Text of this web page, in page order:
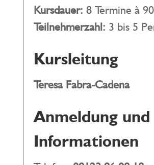
Kursdauer: 8 Termine à
Teilnehmerzahl: 3 bis 5
Kursleitung
Teresa Fabra-Cadena
Anmeldung und
Informationen